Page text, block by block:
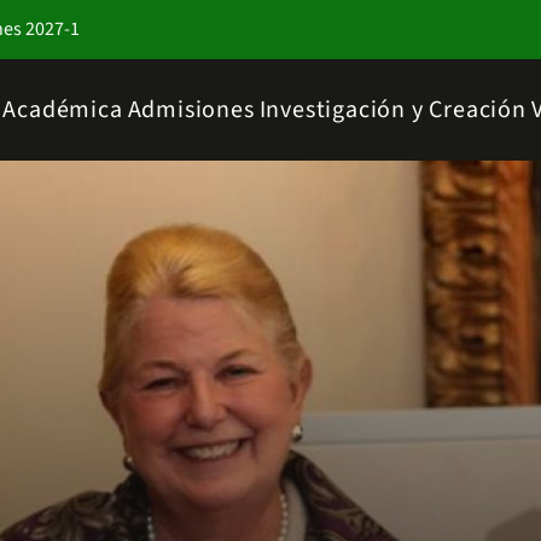
2027-1
Admisiones Investigación y Creación